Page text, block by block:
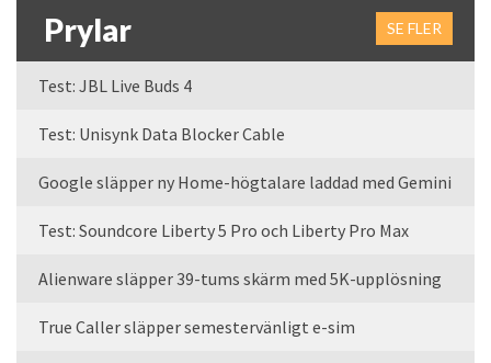
Prylar SE FLER
Test: JBL Live Buds 4
Test: Unisynk Data Blocker Cable
Google släpper ny Home-högtalare laddad med Gemini
Test: Soundcore Liberty 5 Pro och Liberty Pro Max
Alienware släpper 39-tums skärm med 5K-upplösning
True Caller släpper semestervänligt e-sim